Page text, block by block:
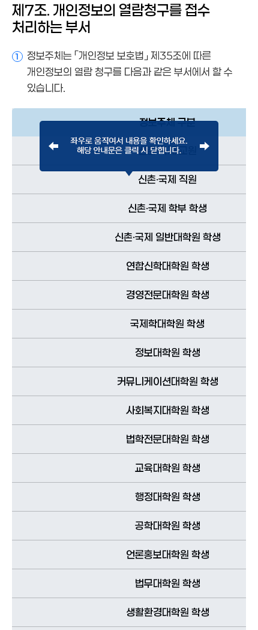
제7조. 개인정보의 열람청구를 접수
처리하는 부서
1
정보주체는 「개인정보 보호법」 제35조에 따른
개인정보의 열람 청구를 다음과 같은 부서에서 할 수
있습니다.
정보주체 구분
신촌·국제 교원
신촌·국제 직원
신촌·국제 학부 학생
신촌·국제 일반대학원 학생
연합신학대학원 학생
경영전문대학원 학생
국제학대학원 학생
정보대학원 학생
커뮤니케이션대학원 학생
사회복지대학원 학생
법학전문대학원 학생
교육대학원 학생
행정대학원 학생
공학대학원 학생
언론홍보대학원 학생
법무대학원 학생
생활환경대학원 학생